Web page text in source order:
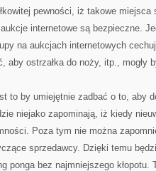
pewności, iż takowe
internetowe są bezpieczne.
na aukcjach internetowych
aby ostrzałka do noży, itp., mogły
to by umiejętnie zadbać o to, aby
niejako zapominają, iż kiedy
Poza tym nie można
sprzedawcy. Dzięki temu
ponga bez najmniejszego kłopotu.